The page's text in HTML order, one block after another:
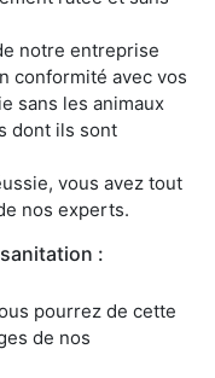
notre entreprise
conformité avec vos
sans les animaux
dont ils sont
vous avez tout
nos experts.
:
pourrez de cette
de nos